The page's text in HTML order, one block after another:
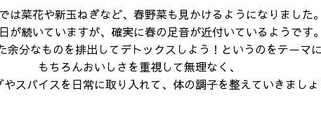
は菜花や新玉ねぎなど、春野菜も見かけるようになりました。
が続いていますが、確実に春の足音が近付いているようです。
分なものを排出してデトックスしよう！というのをテーマ
もちろんおいしさを重視して無理なく、
スパイスを日常に取り入れて、体の調子を整えていきましょ